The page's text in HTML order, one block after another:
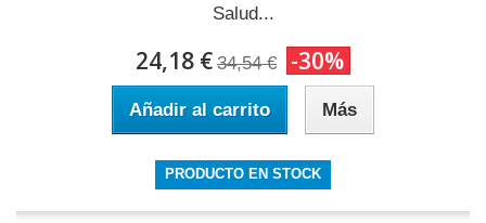
Salud...
24,18 € 34,54 € -30%
Añadir al carrito Más
PRODUCTO EN STOCK